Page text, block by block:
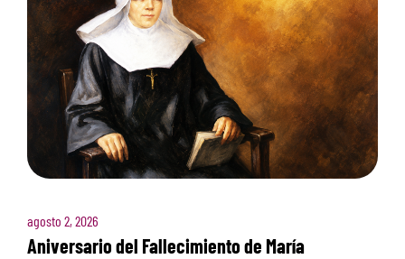
agosto 2, 2026
Aniversario del Fallecimiento de María